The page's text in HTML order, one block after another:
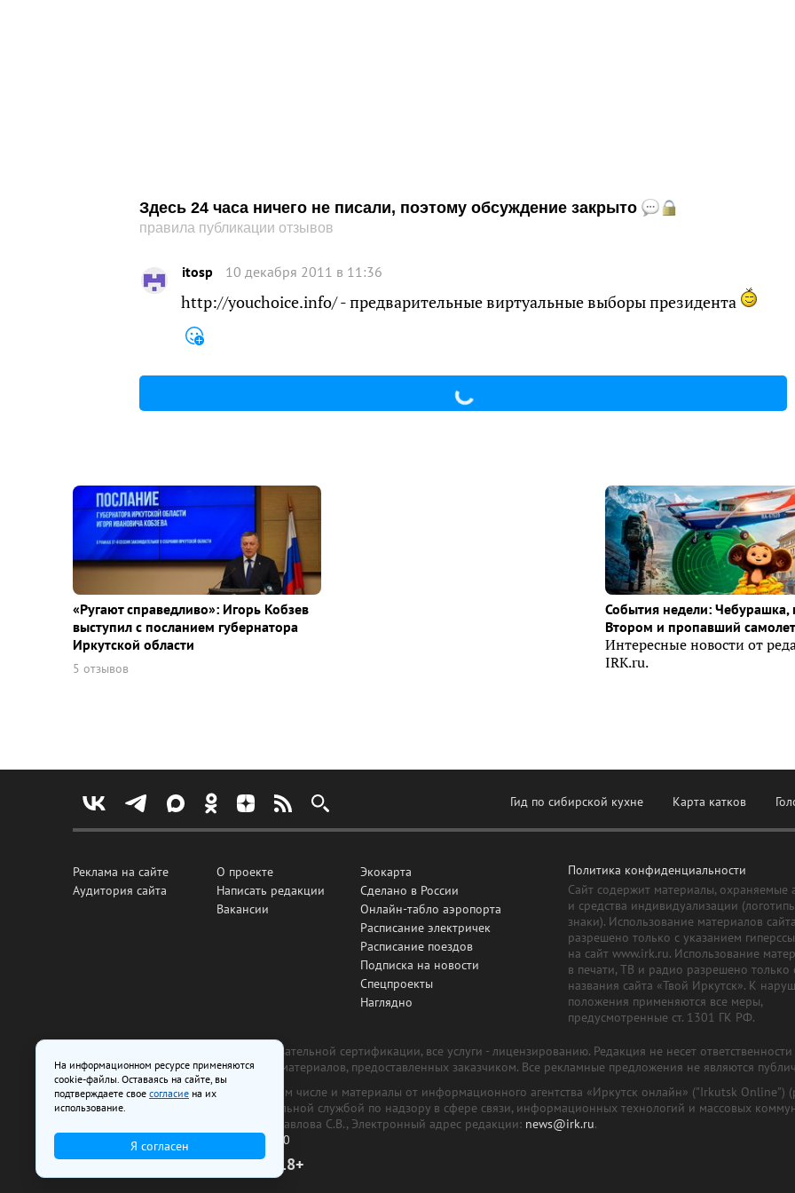
Здесь 24 часа ничего не писали, поэтому обсуждение закрыто
правила публикации отзывов
itosp 10 декабря 2011 в 11:36
http://youchoice.info/ - предварительные виртуальные выборы президента
«Ругают справедливо»: Игорь Кобзев
выступил с посланием губернатора
Иркутской области
5 отзывов
События недели: Чебурашка,
Втором и пропавший самолет
Интересные новости от
IRK.ru.
Гид по сибирской кухне Карта катков
Реклама на сайте
Аудитория сайта
О проекте
Написать редакции
Вакансии
Экокарта
Сделано в России
Онлайн-табло аэропорта
Расписание электричек
Расписание поездов
Подписка на новости
Спецпроекты
Наглядно
Политика конфиденциальности
Сайт содержит материалы, охраняемые
и средства индивидуализации
знаки). Использование материалов
разрешено только с указанием
на сайт www.irk.ru. Использование
в печати, ТВ и радио разрешено только
названия сайта «Твой Иркутск». К
положения применяются все меры,
предусмотренные ст. 1301 ГК РФ.
Все рекламные товары подлежат обязательной сертификации, все услуги - лицензированию. Редакция не несет
изготовлена и размещена на основе материалов, предоставленных заказчиком. Все рекламные предложения не являются
На сайте www.irk.ru размещаются в том числе и материалы от информационного агентства «Иркутск онлайн» ("Irkutsk
от 29 октября 2018 г., выдан Федеральной службой по надзору в сфере связи, информационных технологий и массовых
ООО «Ирк.ру». Главный редактор — Павлова С.В., Электронный адрес редакции: news@irk.ru.
Телефон редакции:
+7 (3952) 48-88-50
18+
На информационном ресурсе применяются
cookie-файлы. Оставаясь на сайте, вы
подтверждаете свое согласие на их
использование.
Я согласен